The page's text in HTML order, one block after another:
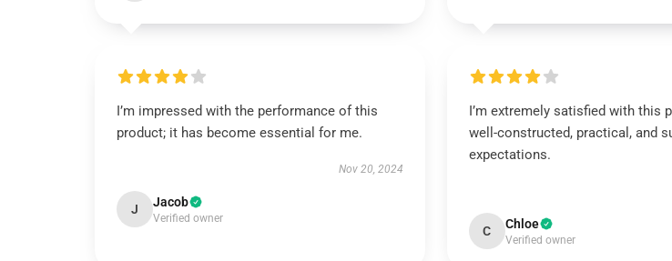
I’m impressed with the performance of this
product; it has become essential for me.
Nov 20, 2024
J Jacob
Verified owner
I’m extremely satisfied with this
well-constructed, practical, and
expectations.
C Chloe
Verified owner